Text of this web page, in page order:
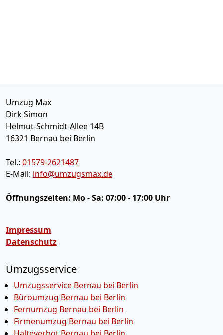
Umzug Max
Dirk Simon
Helmut-Schmidt-Allee 14B
16321 Bernau bei Berlin
Tel.: 01579-2621487
E-Mail: info@umzugsmax.de
Öffnungszeiten: Mo - Sa: 07:00 - 17:00 Uhr
Impressum
Datenschutz
Umzugsservice
Umzugsservice Bernau bei Berlin
Büroumzug Bernau bei Berlin
Fernumzug Bernau bei Berlin
Firmenumzug Bernau bei Berlin